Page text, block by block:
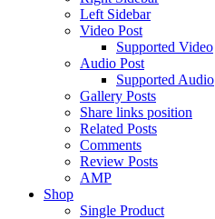
Left Sidebar
Video Post
Supported Video
Audio Post
Supported Audio
Gallery Posts
Share links position
Related Posts
Comments
Review Posts
AMP
Shop
Single Product